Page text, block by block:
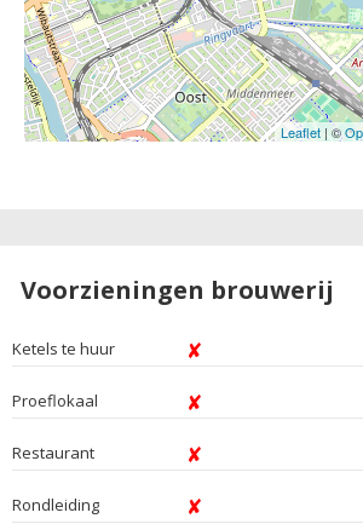
Leaflet | ©
Voorzieningen brouwerij
Ketels te huur
Proeflokaal
Restaurant
Rondleiding